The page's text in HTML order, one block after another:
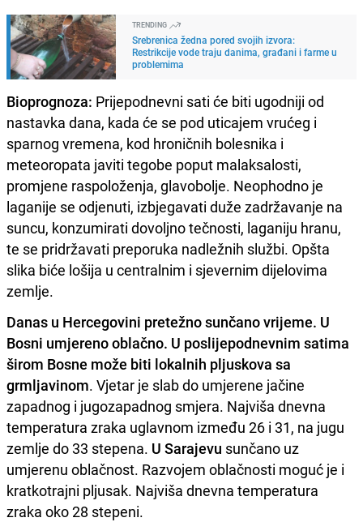
TRENDING
Srebrenica žedna pored svojih izvora:
Restrikcije vode traju danima, građani i farme u
problemima
Bioprognoza: Prijepodnevni sati će biti ugodniji od
nastavka dana, kada će se pod uticajem vrućeg i
sparnog vremena, kod hroničnih bolesnika i
meteoropata javiti tegobe poput malaksalosti,
promjene raspoloženja, glavobolje. Neophodno je
laganije se odjenuti, izbjegavati duže zadržavanje na
suncu, konzumirati dovoljno tečnosti, laganiju hranu,
te se pridržavati preporuka nadležnih službi. Opšta
slika biće lošija u centralnim i sjevernim dijelovima
zemlje.
Danas u Hercegovini pretežno sunčano vrijeme. U
Bosni umjereno oblačno. U poslijepodnevnim satima
širom Bosne može biti lokalnih pljuskova sa
grmljavinom. Vjetar je slab do umjerene jačine
zapadnog i jugozapadnog smjera. Najviša dnevna
temperatura zraka uglavnom između 26 i 31, na jugu
zemlje do 33 stepena. U Sarajevu sunčano uz
umjerenu oblačnost. Razvojem oblačnosti moguć je i
kratkotrajni pljusak. Najviša dnevna temperatura
zraka oko 28 stepeni.